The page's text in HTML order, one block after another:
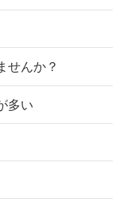
せんか？
多い